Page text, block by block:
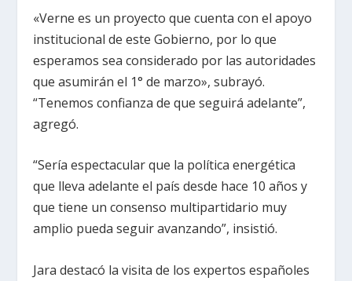
«Verne es un proyecto que cuenta con el apoyo
institucional de este Gobierno, por lo que
esperamos sea considerado por las autoridades
que asumirán el 1° de marzo», subrayó.
“Tenemos confianza de que seguirá adelante”,
agregó.
“Sería espectacular que la política energética
que lleva adelante el país desde hace 10 años y
que tiene un consenso multipartidario muy
amplio pueda seguir avanzando”, insistió.
Jara destacó la visita de los expertos españoles